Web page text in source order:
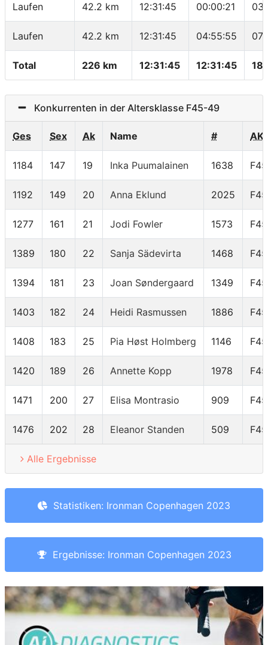
Laufen 42.2 km 12:31:45 00:00:21
Laufen 42.2 km 12:31:45 04:55:55
Total 226 km 12:31:45 12:31:45
Konkurrenten in der Altersklasse F45-49
Ges Sex Ak Name # AK
1184 147 19 Inka Puumalainen 1638
1192 149 20 Anna Eklund 2025
1277 161 21 Jodi Fowler 1573
1389 180 22 Sanja Sädevirta 1468
1394 181 23 Joan Søndergaard 1349
1403 182 24 Heidi Rasmussen 1886
1408 183 25 Pia Høst Holmberg 1146
1420 189 26 Annette Kopp 1978
1471 200 27 Elisa Montrasio 909
1476 202 28 Eleanor Standen 509
Alle Ergebnisse
Statistiken: Ironman Copenhagen 2023
Ergebnisse: Ironman Copenhagen 2023